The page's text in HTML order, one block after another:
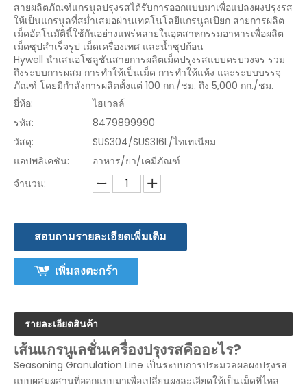
สายผลิตภัณฑ์แกรนูลปรุงรสได้รับการออกแบบมาเพื่อแปลงผงปรุงรส
ให้เป็นแกรนูลที่สม่ำเสมอผ่านเทคโนโลยีแกรนูลเปียก สายการผลิต
เม็ดอัตโนมัตินี้ใช้กันอย่างแพร่หลายในอุตสาหกรรมอาหารเพื่อผลิต
เม็ดซุปสำเร็จรูป เม็ดเครื่องเทศ และน้ำซุปก้อน
Hywell นำเสนอโซลูชันสายการผลิตเม็ดปรุงรสแบบครบวงจร รวม
ถึงระบบการผสม การทำให้เป็นเม็ด การทำให้แห้ง และระบบบรรจุ
ภัณฑ์ โดยมีกำลังการผลิตตั้งแต่ 100 กก./ชม. ถึง 5,000 กก./ชม.
ยี่ห้อ:
ไฮเวลล์
รหัส:
8479899990
วัสดุ:
SUS304/SUS316L/ไทเทเนียม
แอปพลิเคชัน:
อาหาร/ยา/เคมีภัณฑ์
จำนวน:
สอบถามรายละเอียดเพิ่มเติม
เพิ่มลงตะกร้า
รายละเอียดสินค้า
เส้นแกรนูเลชั่นเครื่องปรุงรสคืออะไร?
Seasoning Granulation Line เป็นระบบการประมวลผลผงปรุงรส
แบบผสมผสานที่ออกแบบมาเพื่อเปลี่ยนผงละเอียดให้เป็นเม็ดที่ไหล